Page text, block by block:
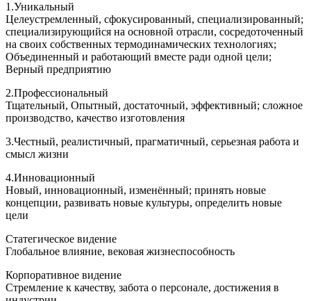
1.Уникальный
Целеустремленный, сфокусированный, специализированный;
специализирующийся на основной отрасли, сосредоточенный
на своих собственных термодинамических технологиях;
Объединенный и работающий вместе ради одной цели;
Верный предприятию
2.Профессиональный
Тщательный, Опытный, достаточный, эффективный; сложное
производство, качество изготовления
3.Честный, реалистичный, прагматичный, серьезная работа и
смысл жизни
4.Инновационный
Новый, инновационный, изменённый; принять новые
концепции, развивать новые культуры, определить новые
цели
Статегическое видение
Глобальное влияние, вековая жизнеспособность
Корпоративное видение
Стремление к качеству, забота о персонале, достижения в